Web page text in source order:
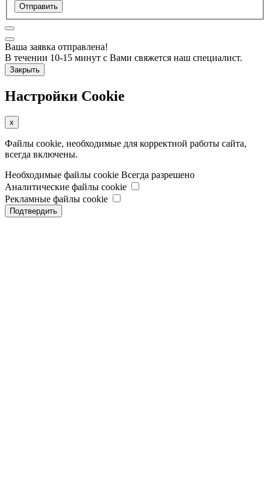
Отправить
Ваша заявка отправлена!
В течении 10-15 минут с Вами свяжется наш специалист.
Закрыть
Настройки Cookie
x
Файлы cookie, необходимые для корректной работы сайта,
всегда включены.
Необходимые файлы cookie Всегда разрешено
Аналитические файлы cookie
Рекламные файлы cookie
Подтвердить